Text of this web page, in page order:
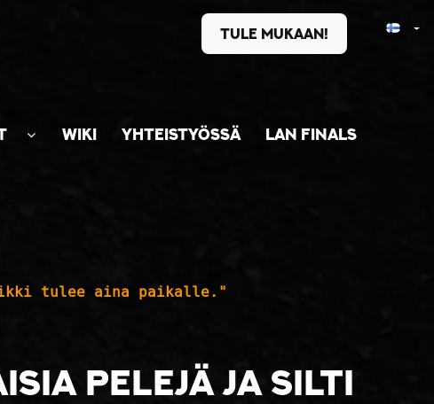
Tule mukaan!
WIKI YHTEISTYÖSSÄ LAN FINALS
tulee aina paikalle."
pelejä ja silti